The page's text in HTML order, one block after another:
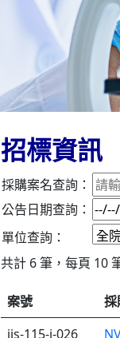
招標資訊
採購案名查詢：
公告日期查詢：
單位查詢：
共計 6 筆，每頁 10
案號 採
iis-115-i-026